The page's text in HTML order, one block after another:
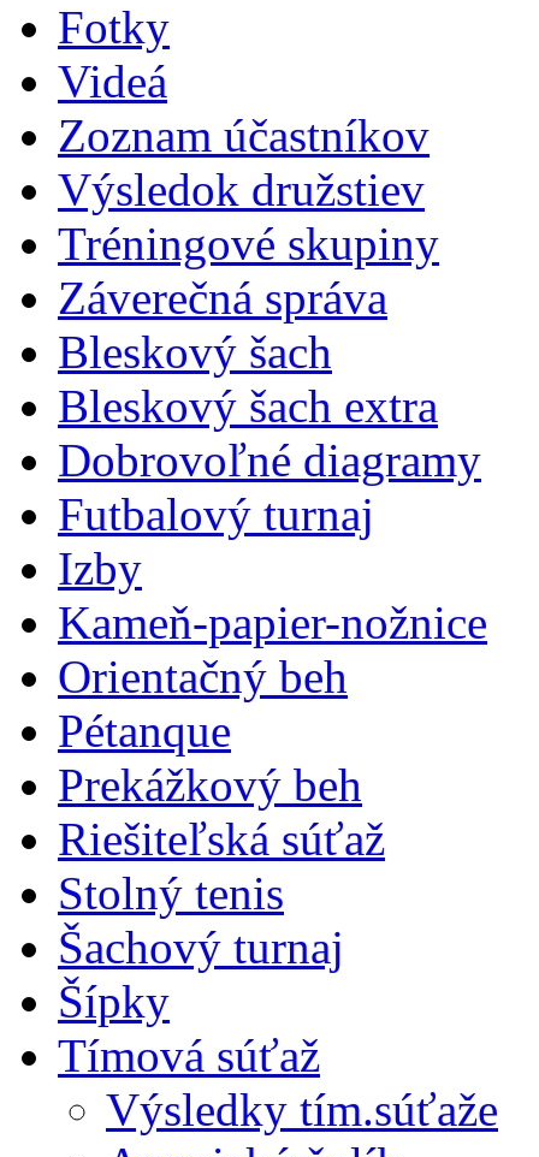
Fotky
Videá
Zoznam účastníkov
Výsledok družstiev
Tréningové skupiny
Záverečná správa
Bleskový šach
Bleskový šach extra
Dobrovoľné diagramy
Futbalový turnaj
Izby
Kameň-papier-nožnice
Orientačný beh
Pétanque
Prekážkový beh
Riešiteľská súťaž
Stolný tenis
Šachový turnaj
Šípky
Tímová súťaž
Výsledky tím.súťaže